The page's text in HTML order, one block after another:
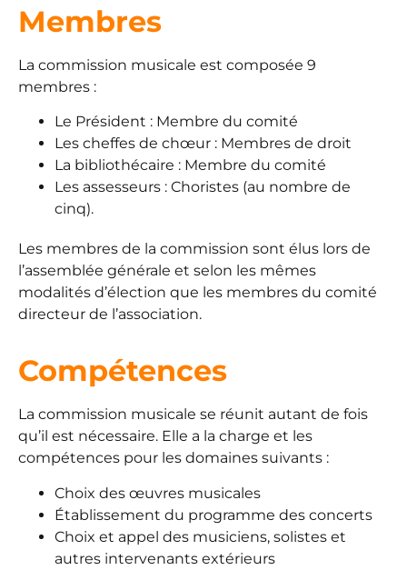
Membres
La commission musicale est composée 9
membres :
Le Président : Membre du comité
Les cheffes de chœur : Membres de droit
La bibliothécaire : Membre du comité
Les assesseurs : Choristes (au nombre de
cinq).
Les membres de la commission sont élus lors de
l’assemblée générale et selon les mêmes
modalités d’élection que les membres du comité
directeur de l’association.
Compétences
La commission musicale se réunit autant de fois
qu’il est nécessaire. Elle a la charge et les
compétences pour les domaines suivants :
Choix des œuvres musicales
Établissement du programme des concerts
Choix et appel des musiciens, solistes et
autres intervenants extérieurs